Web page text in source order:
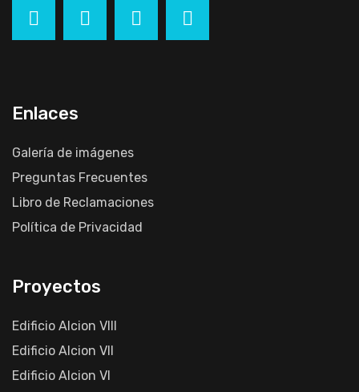
Enlaces
Galería de imágenes
Preguntas Frecuentes
Libro de Reclamaciones
Política de Privacidad
Proyectos
Edificio Alcion VIII
Edificio Alcion VII
Edificio Alcion VI